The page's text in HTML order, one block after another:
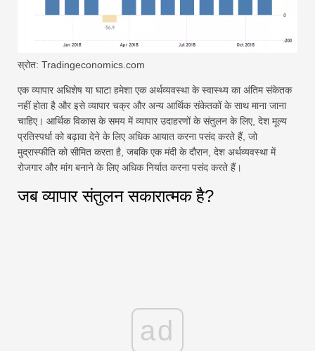
स्रोत: Tradingeconomics.com
एक व्यापार अधिशेष या घाटा हमेशा एक अर्थव्यवस्था के स्वास्थ्य का अंतिम संकेतक
नहीं होता है और इसे व्यापार चक्र और अन्य आर्थिक संकेतकों के साथ माना जाना
चाहिए। आर्थिक विकास के समय में व्यापार उदाहरणों के संतुलन के लिए, देश मूल्य
प्रतिस्पर्धा को बढ़ावा देने के लिए अधिक आयात करना पसंद करते हैं, जो
मुद्रास्फीति को सीमित करता है, जबकि एक मंदी के दौरान, देश अर्थव्यवस्था में
रोजगार और मांग बनाने के लिए अधिक निर्यात करना पसंद करते हैं।
जब व्यापार संतुलन सकारात्मक है?
ad